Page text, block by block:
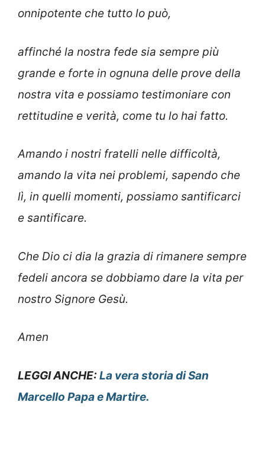
onnipotente che tutto lo può,
affinché la nostra fede sia sempre più
grande e forte in ognuna delle prove della
nostra vita e possiamo testimoniare con
rettitudine e verità, come tu lo hai fatto.
Amando i nostri fratelli nelle difficoltà,
amando la vita nei problemi, sapendo che
lì, in quelli momenti, possiamo santificarci
e santificare.
Che Dio ci dia la grazia di rimanere sempre
fedeli ancora se dobbiamo dare la vita per
nostro Signore Gesù.
Amen
LEGGI ANCHE: La vera storia di San
Marcello Papa e Martire.